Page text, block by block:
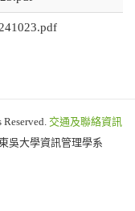
交通及聯絡資訊
吳大學資訊管理學系